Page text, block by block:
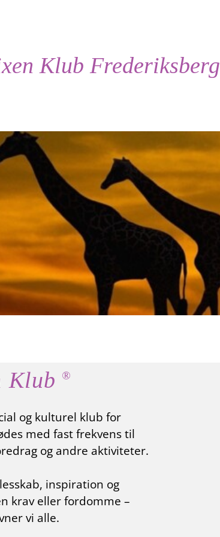
Klub Frederiksberg
Klub ®
og kulturel klub for
med fast frekvens til
og andre aktiviteter.
inspiration og
krav eller fordomme –
vi alle.